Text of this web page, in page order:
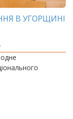
В УГОРЩИНІ